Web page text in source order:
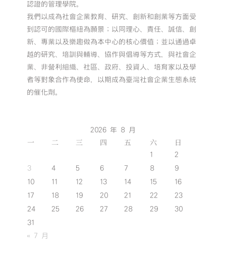
認證的管理學院。
我們以成為社會企業教育、研究、創新和創業等方面受
到認可的國際樞紐為願景；以同理心、責任、誠信、創
新、專業以及樂趣做為本中心的核心價值；並以通過卓
越的研究、培訓與輔導、協作與倡導等方式，與社會企
業、非營利組織、社區、政府、投資人、培育家以及學
者等對象合作為使命，以期成為臺灣社會企業生態系統
的催化劑。
2026 年 8 月
一 二 三 四 五 六 日
1
2
3
4 5 6 7 8
9
10
11 12 13 14 15
16
17
18 19 20 21 22
23
24
25 26 27 28 29
30
31
« 7 月